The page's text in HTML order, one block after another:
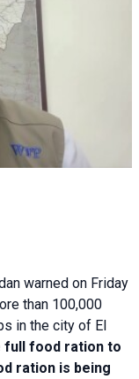
warned on Friday
than 100,000
in the city of El
full food ration to
ration is being